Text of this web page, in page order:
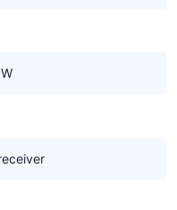
is standaard voorzien van
control wordt de
andere regelingen vaak
condensor, tank en